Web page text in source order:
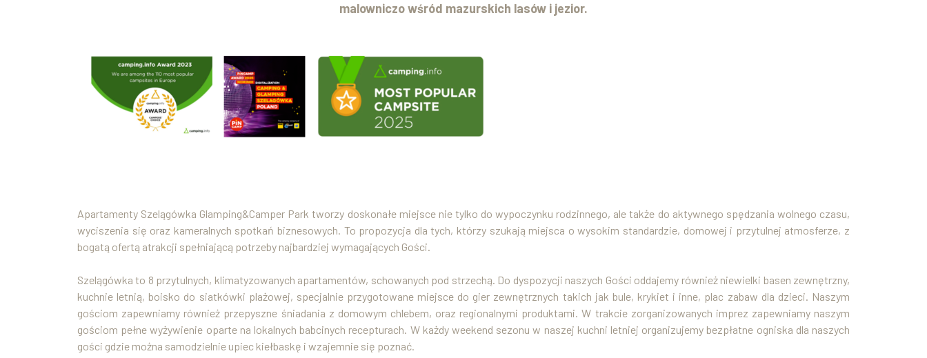
malowniczo wśród mazurskich lasów i jezior.
Apartamenty Szelągówka Glamping&Camper Park tworzy doskonałe miejsce nie tylko do wypoczynku rodzinnego, ale także do aktywnego spędzania wolnego czasu,
wyciszenia się oraz kameralnych spotkań biznesowych. To propozycja dla tych, którzy szukają miejsca o wysokim standardzie, domowej i przytulnej atmosferze, z
bogatą ofertą atrakcji spełniającą potrzeby najbardziej wymagających Gości.
Szelągówka to 8 przytulnych, klimatyzowanych apartamentów, schowanych pod strzechą. Do dyspozycji naszych Gości oddajemy również niewielki basen zewnętrzny,
kuchnie letnią, boisko do siatkówki plażowej, specjalnie przygotowane miejsce do gier zewnętrznych takich jak bule, krykiet i inne, plac zabaw dla dzieci. Naszym
gościom zapewniamy również przepyszne śniadania z domowym chlebem, oraz regionalnymi produktami. W trakcie zorganizowanych imprez zapewniamy naszym
gościom pełne wyżywienie oparte na lokalnych babcinych recepturach. W każdy weekend sezonu w naszej kuchni letniej organizujemy bezpłatne ogniska dla naszych
gości gdzie można samodzielnie upiec kiełbaskę i wzajemnie się poznać.